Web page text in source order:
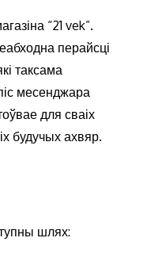
“21 vek”.
перайсці
таксама
месенджара
для сваіх
будучых ахвяр.
шлях: